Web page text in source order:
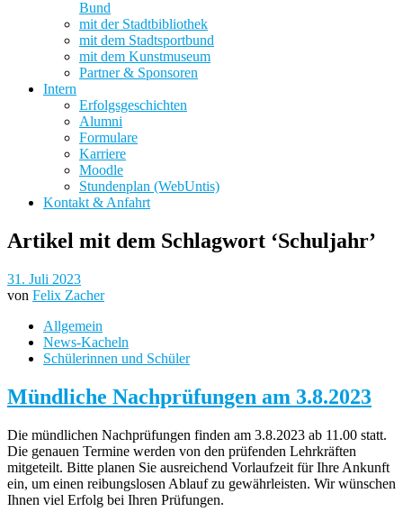
Bund
mit der Stadtbibliothek
mit dem Stadtsportbund
mit dem Kunstmuseum
Partner & Sponsoren
Intern
Erfolgsgeschichten
Alumni
Formulare
Karriere
Moodle
Stundenplan (WebUntis)
Kontakt & Anfahrt
Artikel mit dem Schlagwort ‘Schuljahr’
31. Juli 2023
von Felix Zacher
Allgemein
News-Kacheln
Schülerinnen und Schüler
Mündliche Nachprüfungen am 3.8.2023
Die mündlichen Nachprüfungen finden am 3.8.2023 ab 11.00 statt.
Die genauen Termine werden von den prüfenden Lehrkräften
mitgeteilt. Bitte planen Sie ausreichend Vorlaufzeit für Ihre Ankunft
ein, um einen reibungslosen Ablauf zu gewährleisten. Wir wünschen
Ihnen viel Erfolg bei Ihren Prüfungen.